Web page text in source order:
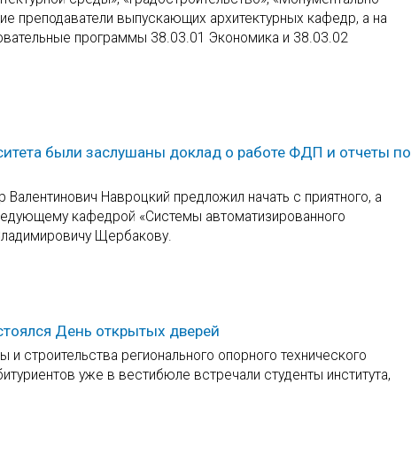
преподаватели выпускающих архитектурных кафедр, а на
программы 38.03.01 Экономика и 38.03.02
были заслушаны доклад о работе ФДП и отчеты по
Навроцкий предложил начать с приятного, а
кафедрой «Системы автоматизированного
Щербакову.
День открытых дверей
строительства регионального опорного технического
уже в вестибюле встречали студенты института,